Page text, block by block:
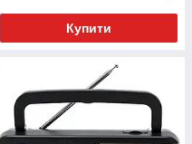
Купити